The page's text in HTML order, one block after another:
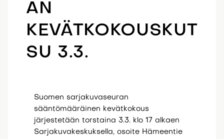
AN
KEVÄTKOKOUSKUT
SU 3.3.
Suomen sarjakuvaseuran
sääntömääräinen kevätkokous
järjestetään torstaina 3.3. klo 17 alkaen
Sarjakuvakeskuksella, osoite Hämeentie